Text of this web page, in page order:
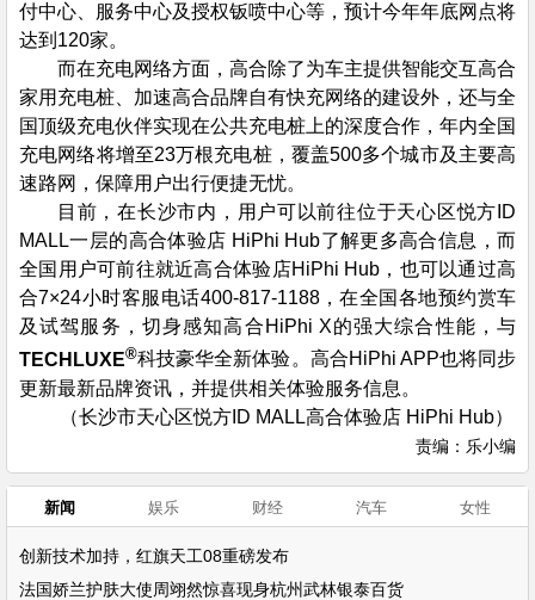
付中心、服务中心及授权钣喷中心等，预计今年年底网点将
达到120家。
而在充电网络方面，高合除了为车主提供智能交互高合
家用充电桩、加速高合品牌自有快充网络的建设外，还与全
国顶级充电伙伴实现在公共充电桩上的深度合作，年内全国
充电网络将增至23万根充电桩，覆盖500多个城市及主要高
速路网，保障用户出行便捷无忧。
目前，在长沙市内，用户可以前往位于天心区悦方ID
MALL一层的高合体验店 HiPhi Hub了解更多高合信息，而
全国用户可前往就近高合体验店HiPhi Hub，也可以通过高
合7×24小时客服电话400-817-1188，在全国各地预约赏车
及试驾服务，切身感知高合HiPhi X的强大综合性能，与
TECHLUXE®科技豪华全新体验。高合HiPhi APP也将同步
更新最新品牌资讯，并提供相关体验服务信息。
（长沙市天心区悦方ID MALL高合体验店 HiPhi Hub）
责编：乐小编
新闻 娱乐 财经 汽车 女性
创新技术加持，红旗天工08重磅发布
法国娇兰护肤大使周翊然惊喜现身杭州武林银泰百货